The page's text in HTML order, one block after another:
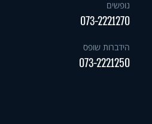
נופשים
073-2221270
הידברות שופס
073-2221250